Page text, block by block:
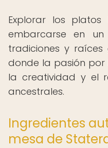
Explorar los
embarcarse en
tradiciones y raíces
donde la pasión por
la creatividad y el
ancestrales.
Ingredientes
mesa de